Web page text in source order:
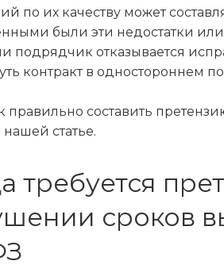
по их качеству может
были эти недостатки
подрядчик отказывается
контракт в одностороннем
правильно составить
нашей статье.
требуется
сроков